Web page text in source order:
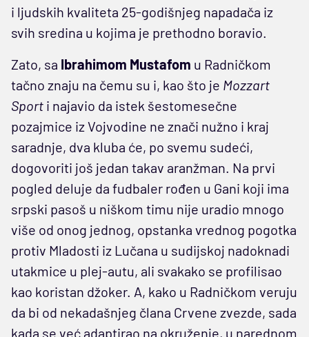
i ljudskih kvaliteta 25-godišnjeg napadača iz
svih sredina u kojima je prethodno boravio.
Zato, sa Ibrahimom Mustafom u Radničkom
tačno znaju na čemu su i, kao što je Mozzart
Sport i najavio da istek šestomesečne
pozajmice iz Vojvodine ne znači nužno i kraj
saradnje, dva kluba će, po svemu sudeći,
dogovoriti još jedan takav aranžman. Na prvi
pogled deluje da fudbaler rođen u Gani koji ima
srpski pasoš u niškom timu nije uradio mnogo
više od onog jednog, opstanka vrednog pogotka
protiv Mladosti iz Lučana u sudijskoj nadoknadi
utakmice u plej-autu, ali svakako se profilisao
kao koristan džoker. A, kako u Radničkom veruju
da bi od nekadašnjeg člana Crvene zvezde, sada
kada se već adaptirao na okruženje, u narednom